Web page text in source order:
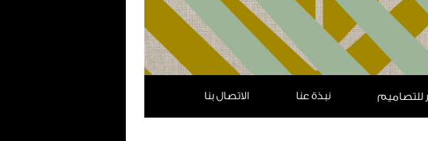
للتصاميم نبذة عنا الاتصال بنا